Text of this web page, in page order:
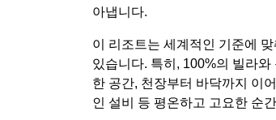
아냅니다.
이 리조트는 세계적인 기준에
있습니다. 특히, 100%의 빌라
한 공간, 천장부터 바닥까지 이
인 설비 등 평온하고 고요한 순